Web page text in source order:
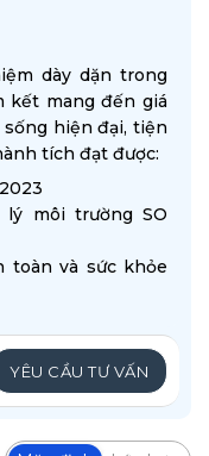
dày dặn trong
kết mang đến giá
hiện đại, tiện
tích đạt được:
môi trường SO
toàn và sức khỏe
YÊU CẦU TƯ VẤN